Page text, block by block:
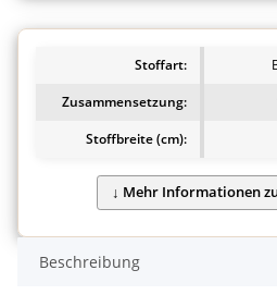
Stoffart:
Zusammensetzung:
Stoffbreite (cm):
Beschreibung